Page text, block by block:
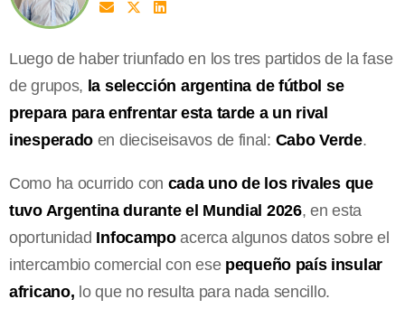
Luego de haber triunfado en los tres partidos de la fase
de grupos, la selección argentina de fútbol se
prepara para enfrentar esta tarde a un rival
inesperado en dieciseisavos de final: Cabo Verde.
Como ha ocurrido con cada uno de los rivales que
tuvo Argentina durante el Mundial 2026, en esta
oportunidad Infocampoacerca algunos datos sobre el
intercambio comercial con ese pequeño país insular
africano, lo que no resulta para nada sencillo.